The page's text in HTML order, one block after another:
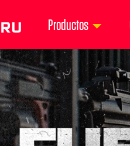
Productos